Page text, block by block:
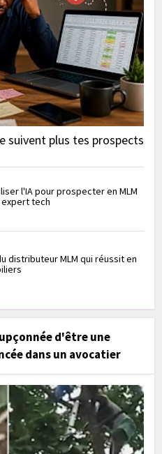
suivent plus tes prospects
l'IA pour prospecter en MLM
tech
distributeur MLM qui réussit en
d'être une
dans un avocatier